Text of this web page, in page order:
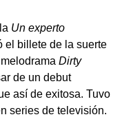
Un experto
el billete de la suerte
Dirty
de un debut
así de exitosa. Tuvo
series de televisión.